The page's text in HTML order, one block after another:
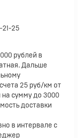
21-25
рублей в
Дальше
25 руб/км от
сумму до 3000
доставки
в интервале с